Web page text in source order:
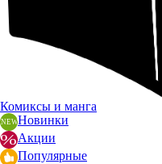
Комиксы и манга
Новинки
Акции
Популярные